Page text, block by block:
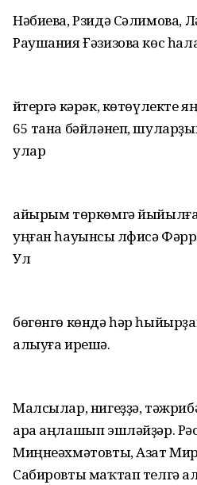
Нәбиева, Рзидә Сәлимова,
Раушания Ғәзизова көс
Әйтергә кәрәк,
65 тана бәйләнеп,
улар
айырым төркөмгә
уңған һауынсы Әлфисә
Ул
бөгөнгө көндә һәр
алыуға ирешә.
Малсылар, нигеҙҙә,
ара аңлашып эшләйҙәр.
Миңнеәхмәтовты, Азат
Сабировты маҡтап телгә